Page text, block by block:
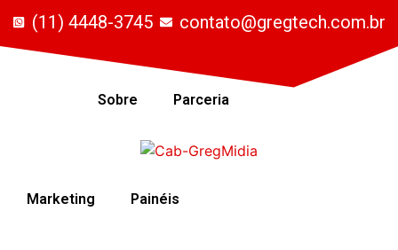
(11) 4448-3745 contato@gregtech.com.br
Sobre Parceria
Marketing Painéis